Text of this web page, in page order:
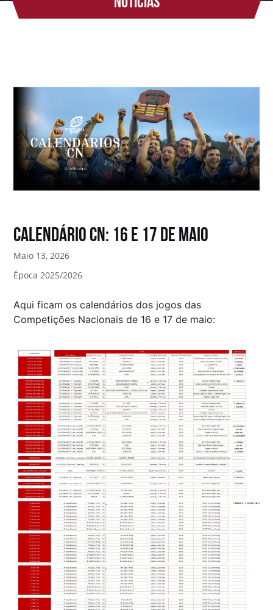
Calendário CN: 16 e 17 de Maio
Maio 13, 2026
Época 2025/2026
Aqui ficam os calendários dos jogos das
Competições Nacionais de 16 e 17 de maio: